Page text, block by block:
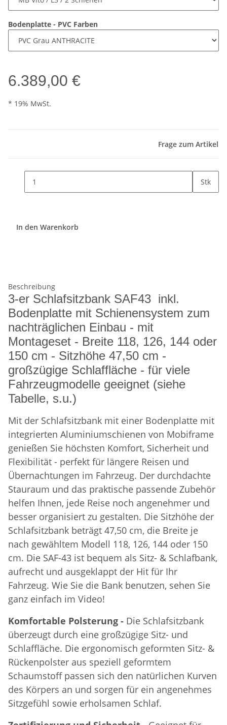
Bodenplatte - PVC Farben
6.389,00 €
* 19% MwSt.
Frage zum Artikel
Stk
In den Warenkorb
Beschreibung
3-er Schlafsitzbank SAF43 inkl.
Bodenplatte mit Schienensystem zum
nachträglichen Einbau - mit
Montageset - Breite 118, 126, 144 oder
150 cm - Sitzhöhe 47,50 cm -
großzügige Schlaffläche - für viele
Fahrzeugmodelle geeignet (siehe
Tabelle, s.u.)
Mit der Schlafsitzbank mit einer Bodenplatte mit
integrierten Aluminiumschienen von Mobiframe
genießen Sie höchsten Komfort, Sicherheit und
Flexibilität - perfekt für längere Reisen und
Übernachtungen im Fahrzeug. Der durchdachte
Stauraum und das praktische passende Zubehör
helfen Ihnen, jede Reise noch angenehmer und
besser organisiert zu gestalten. Die Sitzhöhe der
Schlafsitzbank beträgt 47,50 cm, die Breite je
nach gewähltem Modell 118, 126, 144 oder 150
cm. Die SAF-43 ist bequem als Sitz- & Schlafbank,
aufrecht und ausgeklappt der Hit für Ihr
Fahrzeug. Wie Sie die Bank benutzen, sehen Sie
ganz einfach im Video!
Komfortable Polsterung - Die Schlafsitzbank
überzeugt durch eine großzügige Sitz- und
Schlaffläche. Die ergonomisch geformten Sitz- &
Rückenpolster aus speziell geformtem
Schaumstoff passen sich den natürlichen Kurven
des Körpers an und sorgen für ein angenehmes
Sitzgefühl sowie erholsamen Schlaf.